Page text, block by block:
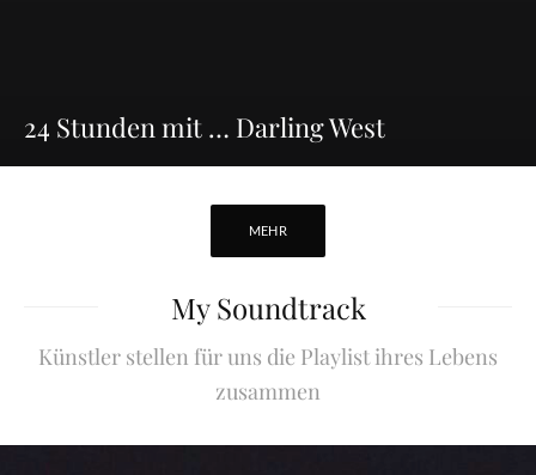
24 Stunden mit … Darling West
MEHR
My Soundtrack
Künstler stellen für uns die Playlist ihres Lebens
zusammen